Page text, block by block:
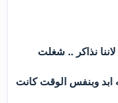
نذاكر .. شغلت
ابد وبنفس الوقت كانت